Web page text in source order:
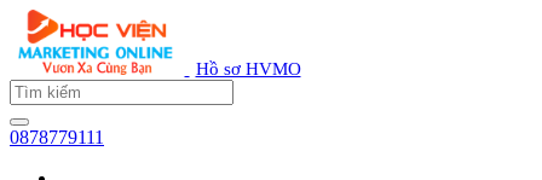
Hồ sơ HVMO
0878779111